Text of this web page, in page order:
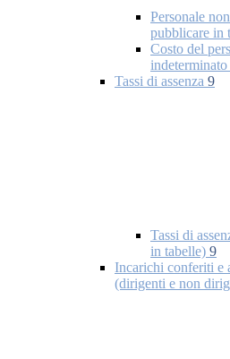
Personale
pubblicare in
Costo del
Tassi di assenza 9
Tassi di
in tabelle) 9
Incarichi conferiti e
(dirigenti e non